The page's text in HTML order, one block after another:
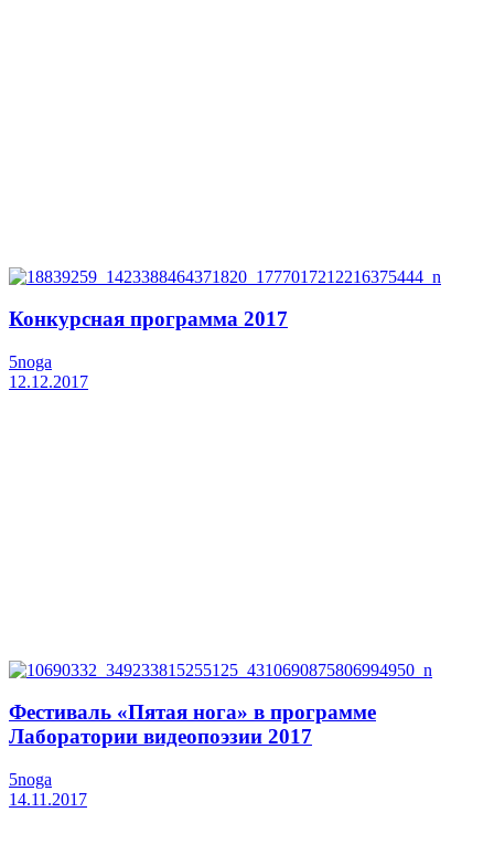
Конкурсная программа 2017
5noga
12.12.2017
Фестиваль «Пятая нога» в программе
Лаборатории видеопоэзии 2017
5noga
14.11.2017